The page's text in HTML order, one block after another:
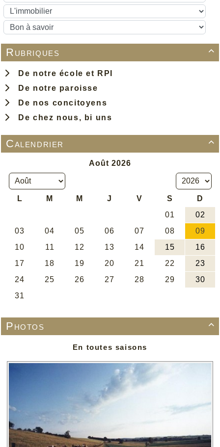

Rubriques
De notre école et RPI
De notre paroisse
De nos concitoyens
De chez nous, bi uns

Calendrier

Photos
En toutes saisons